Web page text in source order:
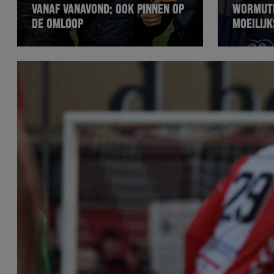
VANAF VANAVOND: OOK PINNEN OP
DE OMLOOP